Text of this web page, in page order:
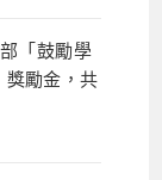
「鼓勵學
獎勵金，共